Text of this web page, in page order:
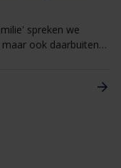
spreken we
ook daarbuiten
elkaar verbonden,